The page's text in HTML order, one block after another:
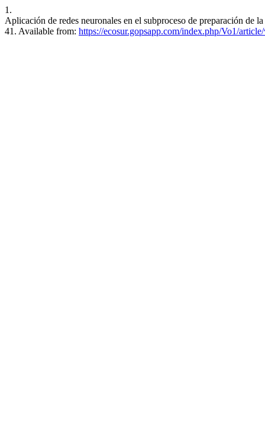
1.
Aplicación de redes neuronales en el subproceso de preparación
41. Available from: https://ecosur.gopsapp.com/index.php/Vo1/